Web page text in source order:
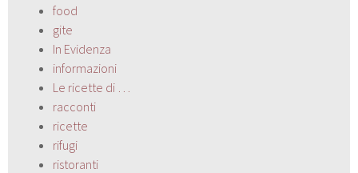
food
gite
In Evidenza
informazioni
Le ricette di …
racconti
ricette
rifugi
ristoranti